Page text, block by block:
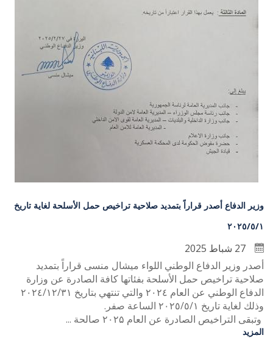
وزير الدفاع أصدر قراراً بتمديد صلاحية تراخيص حمل الأسلحة لغاية تاريخ
٢٠٢٥/٥/١
أصدر وزير الدفاع الوطني اللواء ميشال منسى قراراً بتمديد
صلاحية تراخيص حمل الأسلحة بفئاتها كافة الصادرة عن وزارة
الدفاع الوطني عن العام ٢٠٢٤ والتي تنتهي بتاريخ ۲۰۲٤/۱۲/۳۱
وذلك لغاية تاريخ ٢٠٢٥/٥/١ الساعة صفر.
وتبقى التراخيص الصادرة عن العام ۲۰۲۵ صالحة ...
المزيد